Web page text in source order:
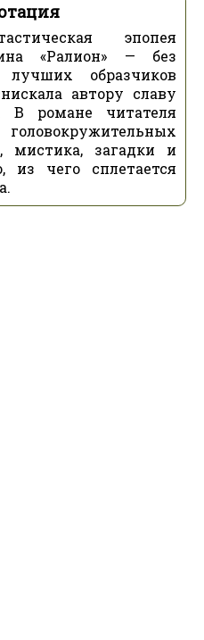
эпопея
«Ралион» — без
образчиков
автору славу
В романе читателя
мистика, загадки и
чего сплетается